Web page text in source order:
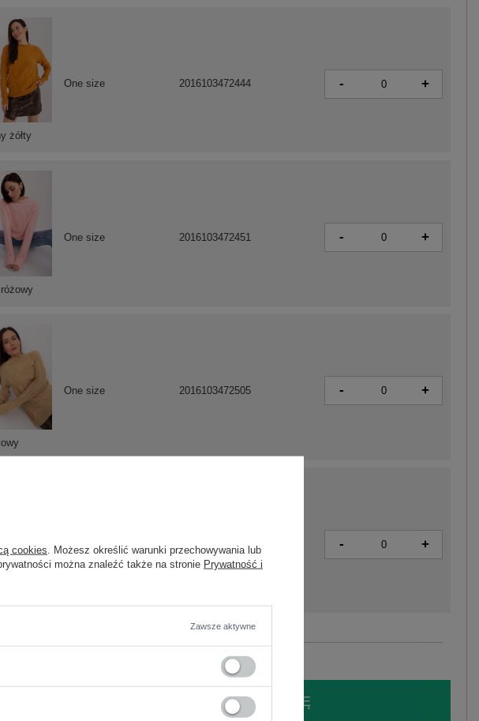
One size 2016103472451 - +
One size 2016103472505 - +
One size 2016103472499 - +
żółty
One size 2016103472444 - +
ZALOGUJ SIĘ I ZOBACZ CENĘ
cookies . Możesz określić warunki przechowywania lub
można znaleźć także na stronie Prywatność i
Zawsze aktywne